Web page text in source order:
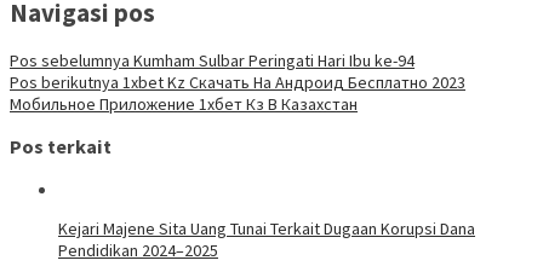
Navigasi pos
Pos sebelumnya Kumham Sulbar Peringati Hari Ibu ke-94
Pos berikutnya 1xbet Kz Скачать На Андроид Бесплатно 2023
Мобильное Приложение 1хбет Кз В Казахстан
Pos terkait
Kejari Majene Sita Uang Tunai Terkait Dugaan Korupsi Dana
Pendidikan 2024–2025